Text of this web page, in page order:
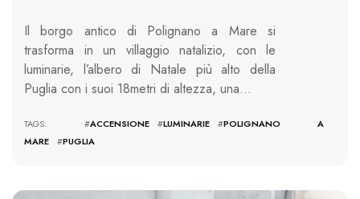
Il borgo antico di Polignano a Mare si
trasforma in un villaggio natalizio, con le
luminarie, l’albero di Natale più alto della
Puglia con i suoi 18metri di altezza, una…
TAGS: #ACCENSIONE #LUMINARIE #POLIGNANO A
MARE
#PUGLIA